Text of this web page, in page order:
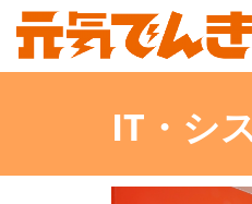
IT・シ